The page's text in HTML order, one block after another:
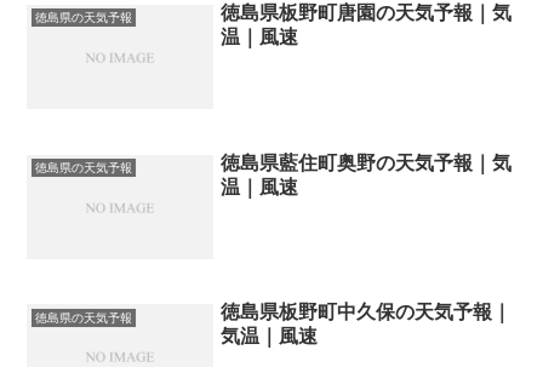
徳島県の天気予報
徳島県板野町唐園の天気予報｜気
温｜風速
徳島県の天気予報
徳島県藍住町奥野の天気予報｜気
温｜風速
徳島県の天気予報
徳島県板野町中久保の天気予報｜
気温｜風速